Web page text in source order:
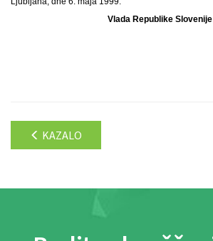
Vlada Republike Slovenije
KAZALO